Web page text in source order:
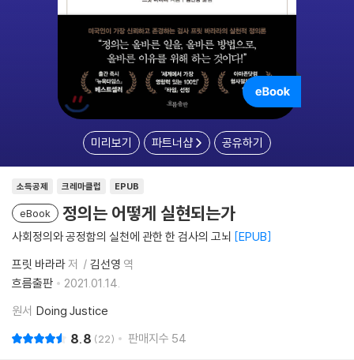
미리보기 파트너샵 공유하기
소득공제 크레마클럽 EPUB
eBook 정의는 어떻게 실현되는가
사회정의와 공정함의 실천에 관한 한 검사의 고뇌 EPUB
프릿 바라라저 김선영 역
흐름출판
2021.01.14.
원서 Doing Justice
8.8 22 판매지수 54